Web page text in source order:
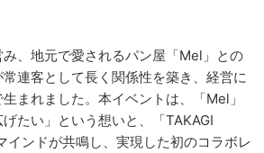
、地元で愛されるパン屋「Mel」との
連客として長く関係性を築き、経営に
まれました。本イベントは、「Mel」
たい」という想いと、「TAKAGI
インドが共鳴し、実現した初のコラボレ